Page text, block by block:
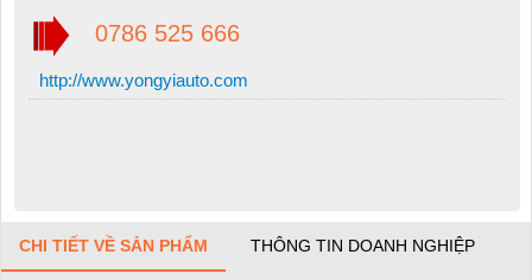
0786 525 666
http://www.yongyiauto.com
CHI TIẾT VỀ SẢN PHẨM THÔNG TIN DOANH NGHIỆP